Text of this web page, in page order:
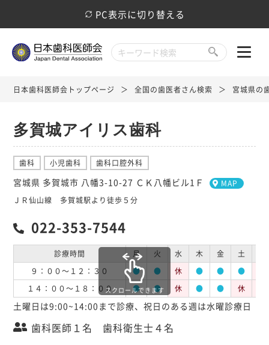
PC表示に切り替える
日本歯科医師会トップページ 全国の歯医者さん検索 宮城県の
多賀城アイリス歯科
歯科 小児歯科 歯科口腔外科
宮城県 多賀城市 八幡3-10-27 ＣＫ八幡ビル1Ｆ
MAP
ＪＲ仙山線 多賀城駅より徒歩５分
022-353-7544
診療時間 月 火 水 木 金 土
９：００～１２：３０
● ● 休 ● ● ●
１４：００～１８：００
● ● 休 ● ● 休
スクロールできます
土曜日は9:00~14:00まで診療、祝日のある週は水曜診療日
歯科医師１名 歯科衛生士４名